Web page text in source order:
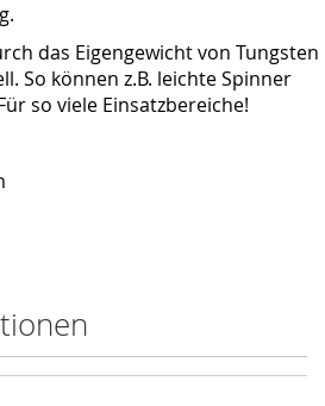
das Eigengewicht von Tungsten
So können z.B. leichte Spinner
so viele Einsatzbereiche!